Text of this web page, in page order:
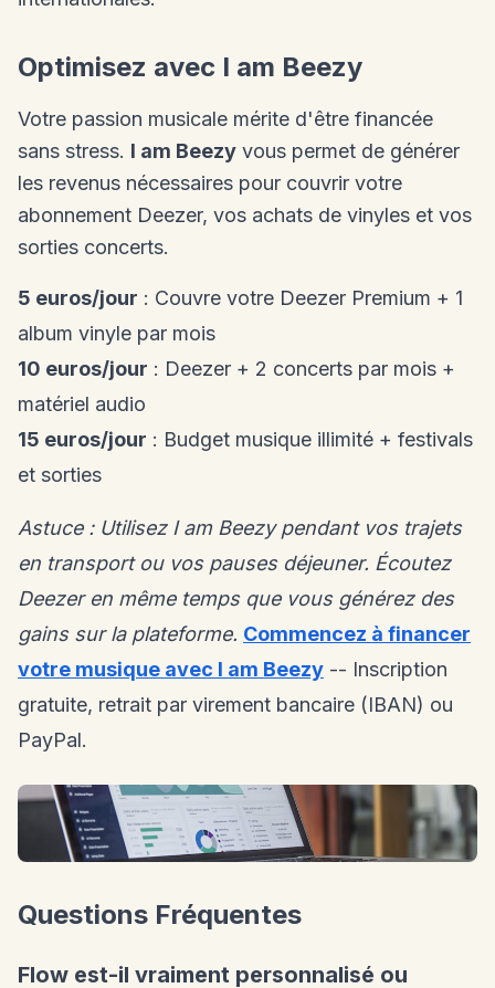
Optimisez avec I am Beezy
Votre passion musicale mérite d'être financée
sans stress. I am Beezy vous permet de générer
les revenus nécessaires pour couvrir votre
abonnement Deezer, vos achats de vinyles et vos
sorties concerts.
5 euros/jour : Couvre votre Deezer Premium + 1
album vinyle par mois
10 euros/jour : Deezer + 2 concerts par mois +
matériel audio
15 euros/jour : Budget musique illimité + festivals
et sorties
Astuce : Utilisez I am Beezy pendant vos trajets
en transport ou vos pauses déjeuner. Écoutez
Deezer en même temps que vous générez des
gains sur la plateforme. Commencez à financer
votre musique avec I am Beezy -- Inscription
gratuite, retrait par virement bancaire (IBAN) ou
PayPal.
Questions Fréquentes
Flow est-il vraiment personnalisé ou